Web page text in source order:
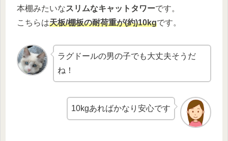
本棚みたいなスリムなキャットタワーです。
こちらは天板/棚板の耐荷重が(約)10kgです。
ラグドールの男の子でも大丈夫そうだ
ね！
10kgあればかなり安心です